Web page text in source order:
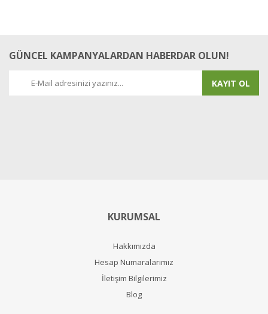
GÜNCEL KAMPANYALARDAN HABERDAR OLUN!
KAYIT OL
KURUMSAL
Hakkımızda
Hesap Numaralarımız
İletişim Bilgilerimiz
Blog